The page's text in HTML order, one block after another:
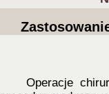
Operacje